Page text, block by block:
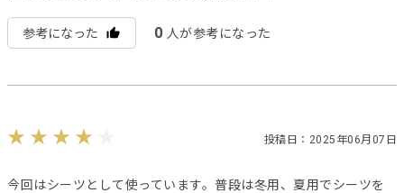
参考になった 0 人が参考になった
投稿日：2025年06月07日
今回はシーツとして使っています。普段は冬用、夏用でシーツを